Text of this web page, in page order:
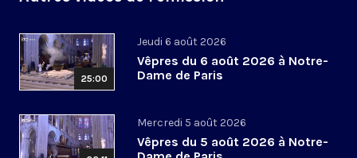
25:00
Jeudi 6 août 2026
Vêpres du 6 août 2026 à Notre-
Dame de Paris
Mercredi 5 août 2026
Vêpres du 5 août 2026 à Notre-